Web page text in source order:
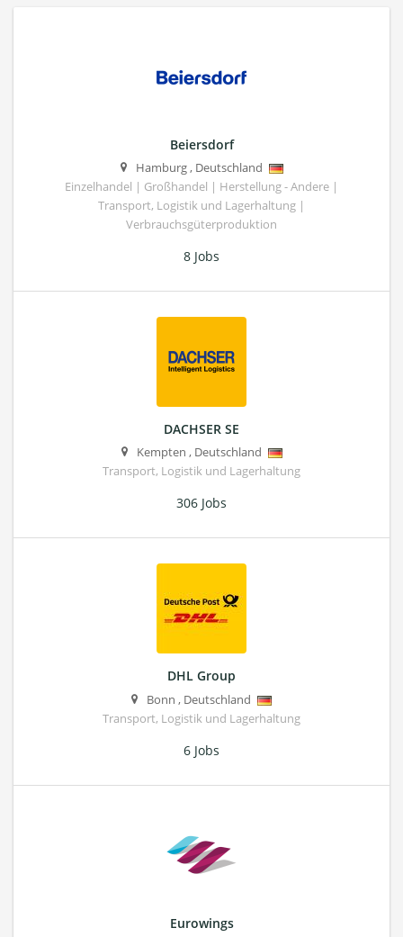
Beiersdorf
Hamburg, Deutschland
Einzelhandel | Großhandel | Herstellung - Andere |
Transport, Logistik und Lagerhaltung |
Verbrauchsgüterproduktion
8 Jobs
DACHSER SE
Kempten , Deutschland
Transport, Logistik und Lagerhaltung
306 Jobs
DHL Group
Bonn , Deutschland
Transport, Logistik und Lagerhaltung
6 Jobs
Eurowings